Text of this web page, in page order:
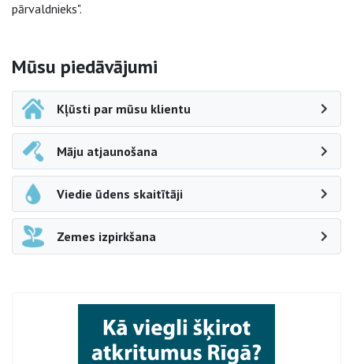
pārvaldnieks".
Sāna navigācija
Mūsu piedāvājumi
Kļūsti par mūsu klientu
Māju atjaunošana
Viedie ūdens skaitītāji
Zemes izpirkšana